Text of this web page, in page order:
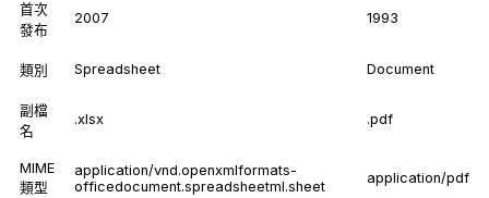
首次
發布
2007 1993
類別 Spreadsheet Document
副檔
名
.xlsx .pdf
MIME
類型
application/vnd.openxmlformats-
officedocument.spreadsheetml.sheet
application/pdf